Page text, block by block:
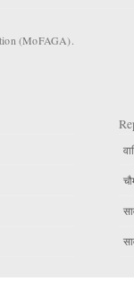
(MoFAGA).